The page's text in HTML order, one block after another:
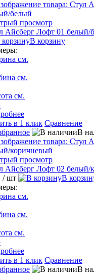
просмотр
Айсберг Лофт 01 белый/
В корзину
см.
см.
см.
в 1 клик Сравнение
В
просмотр
Айсберг Лофт 02 белый/
/ шт
В
см.
см.
см.
в 1 клик Сравнение
В